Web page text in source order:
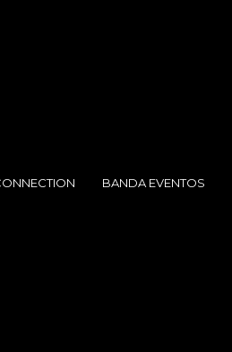
BANDA EVENTOS